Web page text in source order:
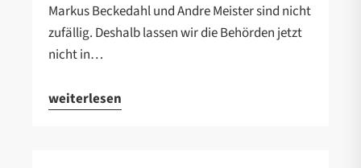
Markus Beckedahl und Andre Meister sind nicht
zufällig. Deshalb lassen wir die Behörden jetzt
nicht in…
weiterlesen